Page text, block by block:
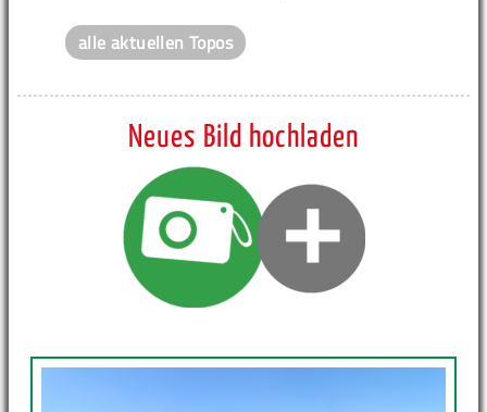
alle aktuellen Topos
Neues Bild hochladen